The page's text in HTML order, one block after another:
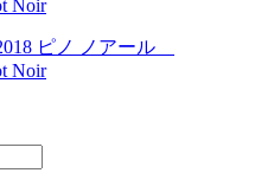
ピノ ノアール
Noir